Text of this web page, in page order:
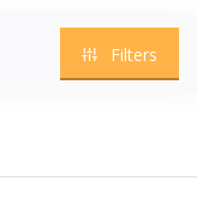
Filters